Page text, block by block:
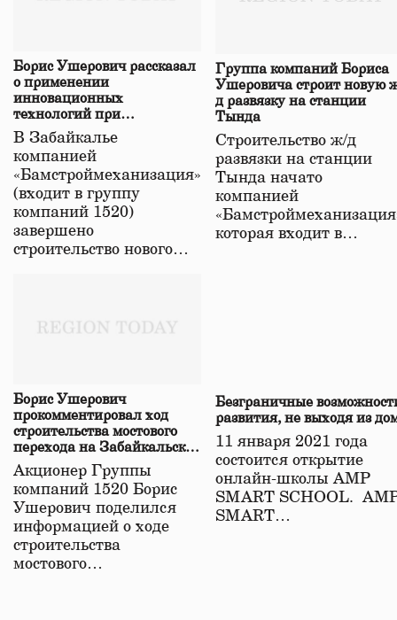
Борис Ушерович рассказал
о применении
инновационных
технологий при
строительстве нового моста
в Забайкалье
В Забайкалье
компанией
«Бамстроймеханизация»
(входит в группу
компаний 1520)
завершено
строительство нового…
Группа компаний Бориса
Ушеровича строит новую
д развязку на станции
Тында
Строительство ж/д
развязки на станции
Тында начато
компанией
которая входит в…
Борис Ушерович
прокомментировал ход
строительства мостового
перехода на Забайкальской
железной дороге
Акционер Группы
компаний 1520 Борис
Ушерович поделился
информацией о ходе
строительства
мостового…
Безграничные
развития, не выходя из
11 января 2021 года
состоится открытие
онлайн-школы АМР
SMART SCHOOL.
SMART…